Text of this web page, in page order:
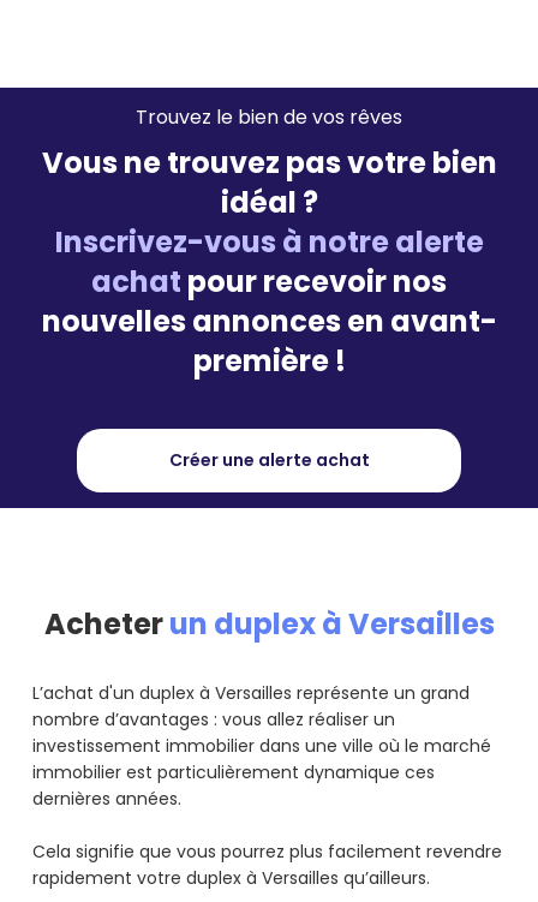
Trouvez le bien de vos rêves
Vous ne trouvez pas votre bien
idéal ?
Inscrivez-vous à notre alerte
achat pour recevoir nos
nouvelles annonces en avant-
première !
Créer une alerte achat
Acheterun duplex à Versailles
L’achat d'un duplex à Versailles représente un grand
nombre d’avantages : vous allez réaliser un
investissement immobilier dans une ville où le marché
immobilier est particulièrement dynamique ces
dernières années.
Cela signifie que vous pourrez plus facilement revendre
rapidement votre duplex à Versailles qu’ailleurs.